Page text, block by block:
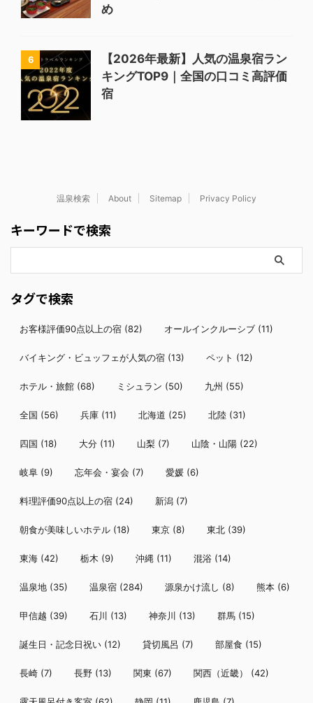
め
6
【2026年最新】人気の温泉宿ラン
キングTOP9｜全国の口コミ高評価
宿
温泉検索 About Sitemap Privacy Policy
キーワードで検索
タグで検索
お客様評価90点以上の宿 (82) オールインクルーシブ (11)
バイキング・ビュッフェが人気の宿 (13) ペット (12)
ホテル・旅館 (68) ミシュラン (50) 九州 (55)
全国 (56) 兵庫 (11) 北海道 (25) 北陸 (31)
四国 (18) 大分 (11) 山梨 (7) 山陰・山陽 (22)
岐阜 (9) 忘年会・宴会 (7) 愛媛 (6)
料理評価90点以上の宿 (24) 新潟 (7)
朝食が美味しいホテル (18) 東京 (8) 東北 (39)
東海 (42) 栃木 (9) 沖縄 (11) 混浴 (14)
温泉地 (35) 温泉宿 (284) 源泉かけ流し (8) 熊本 (6)
甲信越 (39) 石川 (13) 神奈川 (13) 群馬 (15)
誕生日・記念日祝い (12) 貸切風呂 (7) 部屋食 (15)
長崎 (7) 長野 (13) 関東 (67) 関西（近畿） (42)